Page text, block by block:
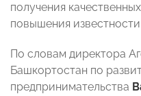
получения
повышения
По словам директора
Башкортостан по
предпринимательства